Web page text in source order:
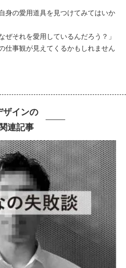
身の愛用道具を見つけてみてはいか
ぜそれを愛用しているんだろう？」
仕事観が見えてくるかもしれません
ザインの
関連記事